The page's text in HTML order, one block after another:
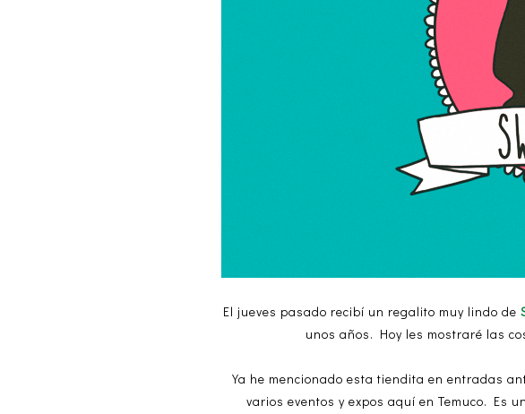
El jueves pasado recibí un regalito muy lindo de
unos años. Hoy les mostraré las
Ya he mencionado esta tiendita en entradas
varios eventos y expos aquí en Temuco. Es